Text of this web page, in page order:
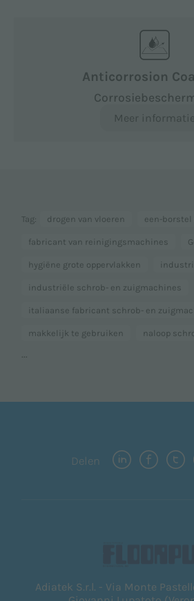
Anticorrosion
Meer informatie
Tag: drogen van vloeren een-
fabricant van reinigingsmachines
hygiëne grote oppervlakken
industriële schrob- en zuigmachines
italiaanse fabricant schrob- en
makkelijk te gebruiken naloop
Delen
Adiatek S.r.l. - Via Monte